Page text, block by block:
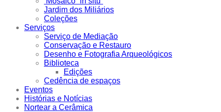
Jardim dos Miliários
Coleções
Serviços
Serviço de Mediação
Conservação e Restauro
Desenho e Fotografia Arqueológicos
Biblioteca
Edições
Cedência de espaços
Eventos
Histórias e Notícias
Nortear a Cerâmica